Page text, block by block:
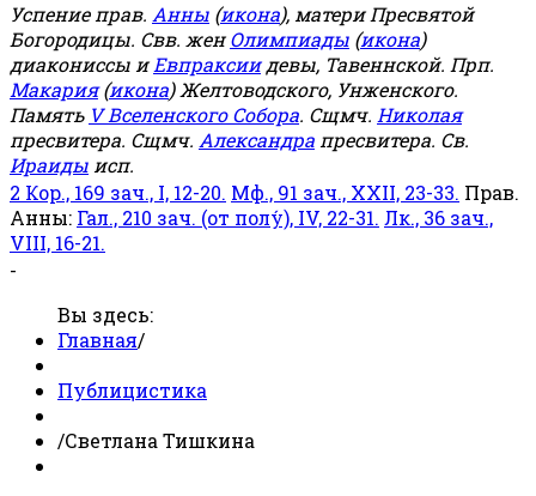
Успение прав. Анны (икона), матери Пресвятой
Богородицы. Свв. женОлимпиады (икона)
диакониссы иЕвпраксиидевы, Тавеннской. Прп.
Макария(икона) Желтоводского, Унженского.
Память V Вселенского Собора. Сщмч. Николая
пресвитера. Сщмч. Александра пресвитера. Св.
Ираиды исп.
2 Кор., 169 зач., I, 12-20. Мф., 91 зач., XXII, 23-33. Прав.
Анны: Гал., 210 зач. (от полу́), IV, 22-31. Лк., 36 зач.,
VIII, 16-21.
-
Вы здесь:
Главная/
Публицистика
/Светлана Тишкина